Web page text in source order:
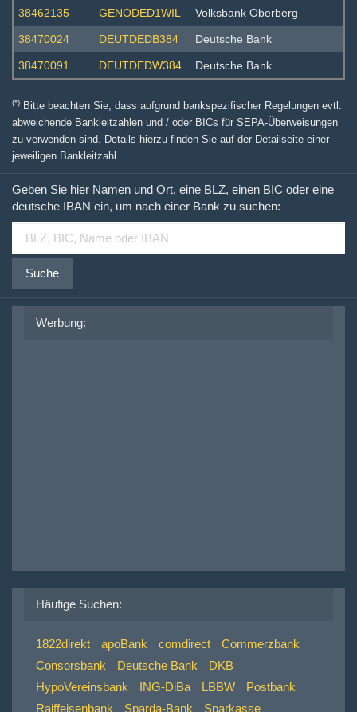
38462135 GENODED1WIL Volksbank Oberberg
38470024 DEUTDEDB384 Deutsche Bank
38470091 DEUTDEDW384 Deutsche Bank
(*) Bitte beachten Sie, dass aufgrund bankspezifischer Regelungen evtl.
abweichende Bankleitzahlen und / oder BICs für SEPA-Überweisungen
zu verwenden sind. Details hierzu finden Sie auf der Detailseite einer
jeweiligen Bankleitzahl.
Geben Sie hier Namen und Ort, eine BLZ, einen BIC oder eine
deutsche IBAN ein, um nach einer Bank zu suchen:
Suche
Werbung:
Häufige Suchen:
1822direkt apoBank comdirect
Commerzbank
Consorsbank
Deutsche Bank
DKB
HypoVereinsbank
ING-DiBa LBBW
Postbank
Raiffeisenbank
Sparda-Bank Sparkasse